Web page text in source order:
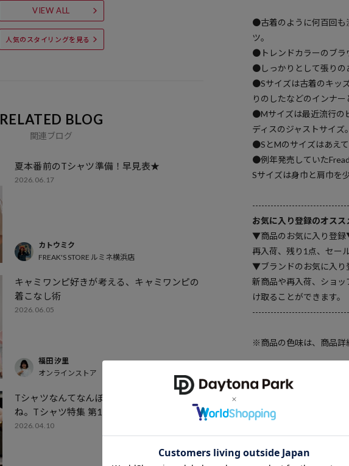
VIEW ALL
人気のスタイリングを見る
RELATED BLOG
関連ブログ
夏本番前のTシャツ準備！早見表★
2026.06.17
カトウミク
FREAK'S STORE ルミネ横浜店
キャミワンピ好きが考える、キャミワンピの
着こなし術
2026.06.05
福田 汐里
オンラインストア
Tシャツなんてなんぼあってもいいですから
ね。Tシャツ特集 第1弾
2026.04.10
●古着のように何百回も
ツ。
●トレンドカラーのブラ
●しっかりとして張りの
●Sサイズは古着のキッ
りのしたなどのインナー
●Mサイズは最近流行の
ディスのジャストサイズ。
●SとMのサイズはあえ
●例年発売していた
Sサイズは身巾と肩巾を
お気に入り登録のオスス
▼商品のお気に入り登
再入荷、残り1点、セー
▼ブランドのお気に入
新商品や再入荷、ショ
け取ることができます。
※商品の色味は、商品詳
※掲載画像の商品の色
場合がございます。また
※着用、お取り扱いの際
確認下さい。